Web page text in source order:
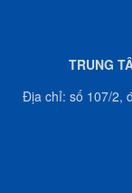
TRUNG
Địa chỉ: số 107/2,